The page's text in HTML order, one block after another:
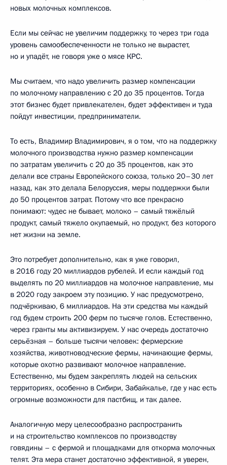
новых молочных комплексов.
Если мы сейчас не увеличим поддержку, то через три года
уровень самообеспеченности не только не вырастет,
но и упадёт, не говоря уже о мясе КРС.
Мы считаем, что надо увеличить размер компенсации
по молочному направлению с 20 до 35 процентов. Тогда
этот бизнес будет привлекателен, будет эффективен и туда
пойдут инвестиции, предприниматели.
То есть, Владимир Владимирович, я о том, что на поддержку
молочного производства нужно размер компенсации
по затратам увеличить с 20 до 35 процентов, как это
делали все страны Европейского союза, только 20–30 лет
назад, как это делала Белоруссия, меры поддержки были
до 50 процентов затрат. Потому что все прекрасно
понимают: чудес не бывает, молоко – самый тяжёлый
продукт, самый тяжело окупаемый, но продукт, без которого
нет жизни на земле.
Это потребует дополнительно, как я уже говорил,
в 2016 году 20 миллиардов рубелей. И если каждый год
выделять по 20 миллиардов на молочное направление, мы
в 2020 году закроем эту позицию. У нас предусмотрено,
подчёркиваю, 6 миллиардов. На эти средства мы каждый
год будем строить 200 ферм по тысяче голов. Естественно,
через гранты мы активизируем. У нас очередь достаточно
серьёзная – больше тысячи человек: фермерские
хозяйства, животноводческие фермы, начинающие фермы,
которые охотно развивают молочное направление.
Естественно, мы будем закреплять людей на сельских
территориях, особенно в Сибири, Забайкалье, где у нас есть
огромные возможности для пастбищ, и так далее.
Аналогичную меру целесообразно распространить
и на строительство комплексов по производству
говядины – с фермой и площадками для откорма молочных
телят. Эта мера станет достаточно эффективной, я уверен,